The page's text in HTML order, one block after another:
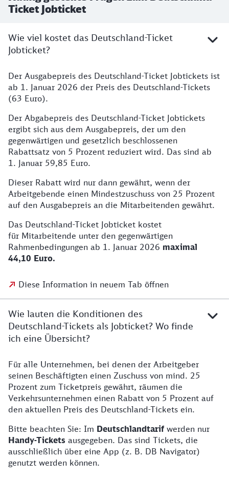
Ticket Jobticket
Wie viel kostet das Deutschland-Ticket
Jobticket?
Der Ausgabepreis des Deutschland-Ticket Jobtickets ist
ab 1. Januar 2026 der Preis des Deutschland-Tickets
(63 Euro).
Der Abgabepreis des Deutschland-Ticket Jobtickets
ergibt sich aus dem Ausgabepreis, der um den
gegenwärtigen und gesetzlich beschlossenen
Rabattsatz von 5 Prozent reduziert wird. Das sind ab
1. Januar 59,85 Euro.
Dieser Rabatt wird nur dann gewährt, wenn der
Arbeitgebende einen Mindestzuschuss von 25 Prozent
auf den Ausgabepreis an die Mitarbeitenden gewährt.
Das Deutschland-Ticket Jobticket kostet
für Mitarbeitende unter den gegenwärtigen
Rahmenbedingungen ab 1. Januar 2026 maximal
44,10 Euro.
Diese Information in neuem Tab öffnen
Wie lauten die Konditionen des
Deutschland-Tickets als Jobticket? Wo finde
ich eine Übersicht?
Für alle Unternehmen, bei denen der Arbeitgeber
seinen Beschäftigten einen Zuschuss von mind. 25
Prozent zum Ticketpreis gewährt, räumen die
Verkehrsunternehmen einen Rabatt von 5 Prozent auf
den aktuellen Preis des Deutschland-Tickets ein.
Bitte beachten Sie: Im Deutschlandtarif werden nur
Handy-Tickets ausgegeben. Das sind Tickets, die
ausschließlich über eine App (z. B. DB Navigator)
genutzt werden können.